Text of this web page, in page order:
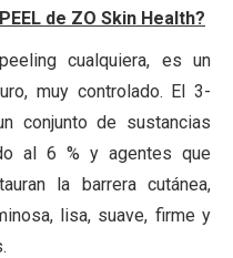
de ZO Skin Health?
cualquiera, es un
muy controlado. El 3-
conjunto de sustancias
al 6 % y agentes que
la barrera cutánea,
lisa, suave, firme y